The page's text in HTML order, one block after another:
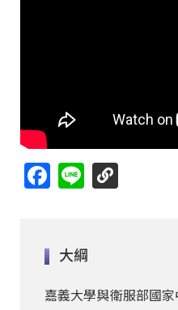
Facebook
Line
大綱
嘉義大學與衛服部國